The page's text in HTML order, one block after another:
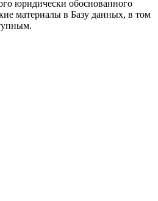
юридически обоснованного
материалы в Базу данных, в том